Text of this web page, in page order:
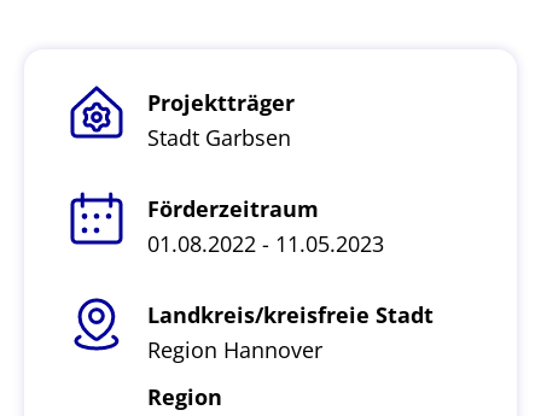
Projektträger
Stadt Garbsen
Förderzeitraum
01.08.2022 - 11.05.2023
Landkreis/kreisfreie Stadt
Region Hannover
Region